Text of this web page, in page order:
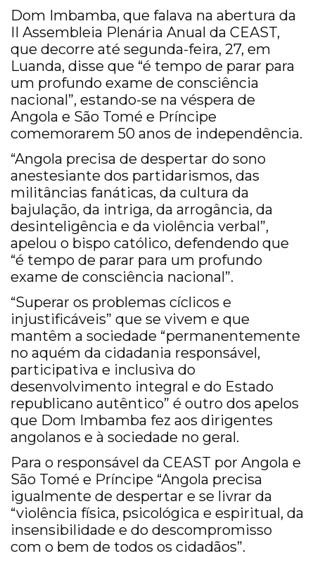
Dom Imbamba, que falava na abertura da
II Assembleia Plenária Anual da CEAST,
que decorre até segunda-feira, 27, em
Luanda, disse que “é tempo de parar para
um profundo exame de consciência
nacional”, estando-se na véspera de
Angola e São Tomé e Príncipe
comemorarem 50 anos de independência.
“Angola precisa de despertar do sono
anestesiante dos partidarismos, das
militâncias fanáticas, da cultura da
bajulação, da intriga, da arrogância, da
desinteligência e da violência verbal”,
apelou o bispo católico, defendendo que
“é tempo de parar para um profundo
exame de consciência nacional”.
“Superar os problemas cíclicos e
injustificáveis” que se vivem e que
mantêm a sociedade “permanentemente
no aquém da cidadania responsável,
participativa e inclusiva do
desenvolvimento integral e do Estado
republicano autêntico” é outro dos apelos
que Dom Imbamba fez aos dirigentes
angolanos e à sociedade no geral.
Para o responsável da CEAST por Angola e
São Tomé e Príncipe “Angola precisa
igualmente de despertar e se livrar da
“violência física, psicológica e espiritual, da
insensibilidade e do descompromisso
com o bem de todos os cidadãos”.